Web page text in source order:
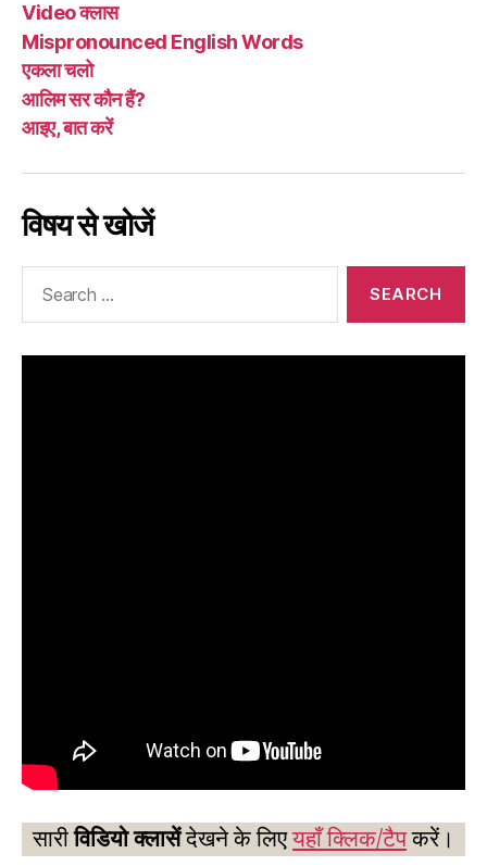
Video क्लास
Mispronounced English Words
एकला चलो
आलिम सर कौन हैं?
आइए, बात करें
विषय से खोजें
सारीविडियो क्लासेंदेखने के लिएयहाँ क्लिक/टैपकरें।